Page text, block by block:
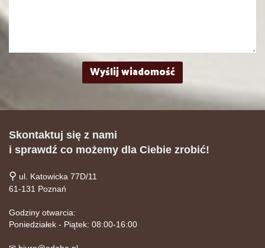
Skontaktuj się z nami
i sprawdź co możemy dla Ciebie zrobić!
⚲ ul. Katowicka 77D/11
61-131 Poznań
Godziny otwarcia:
Poniedziałek - Piątek: 08:00-16:00